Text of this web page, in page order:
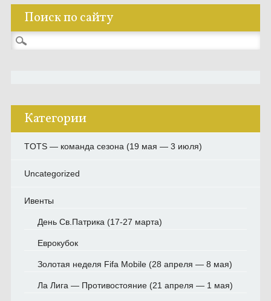
Поиск по сайту
Найти:
Категории
TOTS — команда сезона (19 мая — 3 июля)
Uncategorized
Ивенты
День Св.Патрика (17-27 марта)
Еврокубок
Золотая неделя Fifa Mobile (28 апреля — 8 мая)
Ла Лига — Противостояние (21 апреля — 1 мая)